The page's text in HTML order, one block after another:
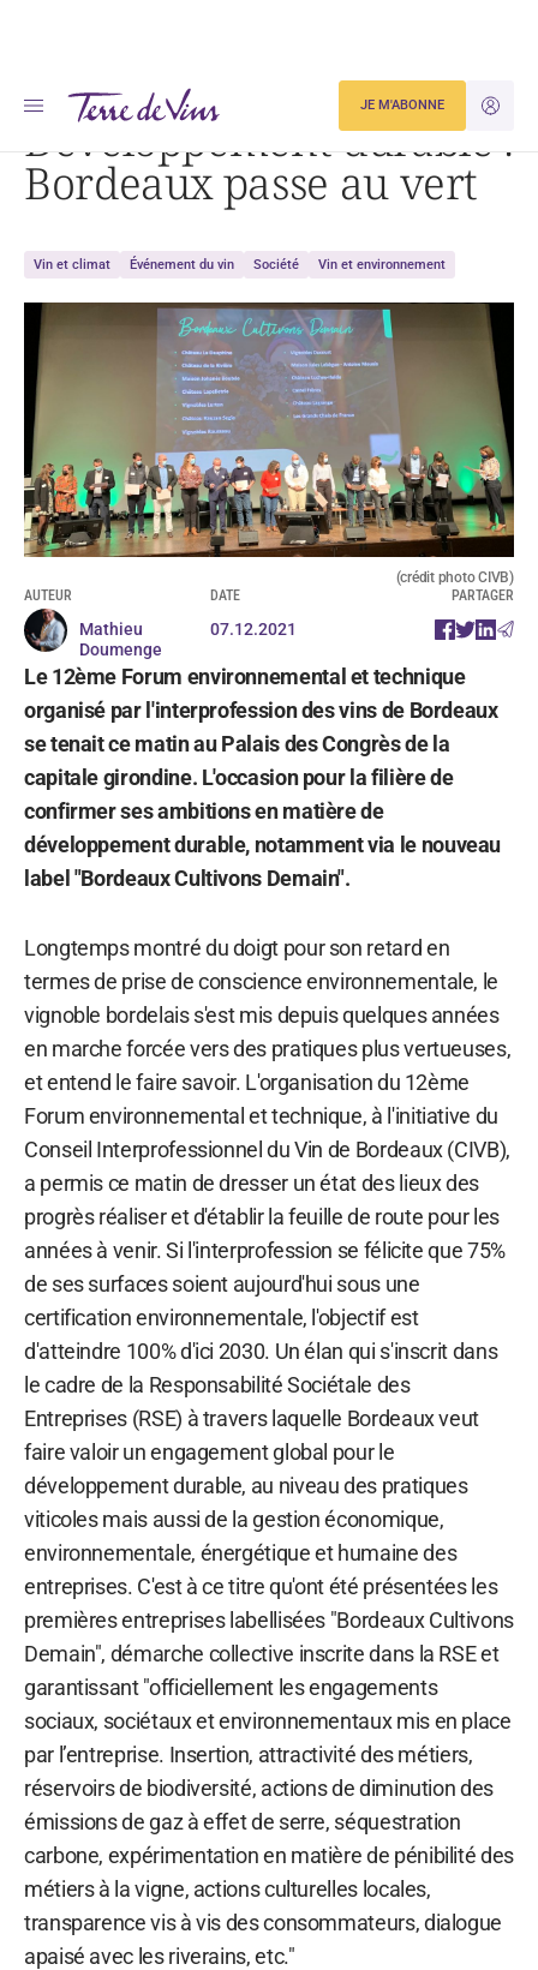
JE
JE M'ABONNE
Accueil Développement durable : Bordeaux passe au vert
Développement durable :
Bordeaux passe au vert
Vin et climat Événement du vin Société Vin et environnement
(crédit photo CIVB)
AUTEUR
Mathieu
Doumenge
DATE
07.12.2021
PARTAGER
Le 12ème Forum environnemental et technique
organisé par l'interprofession des vins de Bordeaux
se tenait ce matin au Palais des Congrès de la
capitale girondine. L'occasion pour la filière de
confirmer ses ambitions en matière de
développement durable, notamment via le nouveau
label "Bordeaux Cultivons Demain".
Longtemps montré du doigt pour son retard en
termes de prise de conscience environnementale, le
vignoble bordelais s'est mis depuis quelques années
en marche forcée vers des pratiques plus vertueuses,
et entend le faire savoir. L'organisation du 12ème
Forum environnemental et technique, à l'initiative du
Conseil Interprofessionnel du Vin de Bordeaux (CIVB),
a permis ce matin de dresser un état des lieux des
progrès réaliser et d'établir la feuille de route pour les
années à venir. Si l'interprofession se félicite que 75%
de ses surfaces soient aujourd'hui sous une
certification environnementale, l'objectif est
d'atteindre 100% d'ici 2030. Un élan qui s'inscrit dans
le cadre de la Responsabilité Sociétale des
Entreprises (RSE) à travers laquelle Bordeaux veut
faire valoir un engagement global pour le
développement durable, au niveau des pratiques
viticoles mais aussi de la gestion économique,
environnementale, énergétique et humaine des
entreprises. C'est à ce titre qu'ont été présentées les
premières entreprises labellisées "Bordeaux Cultivons
Demain", démarche collective inscrite dans la RSE et
garantissant "officiellement les engagements
sociaux, sociétaux et environnementaux mis en place
par l’entreprise. Insertion, attractivité des métiers,
réservoirs de biodiversité, actions de diminution des
émissions de gaz à effet de serre, séquestration
carbone, expérimentation en matière de pénibilité des
métiers à la vigne, actions culturelles locales,
transparence vis à vis des consommateurs, dialogue
apaisé avec les riverains, etc."